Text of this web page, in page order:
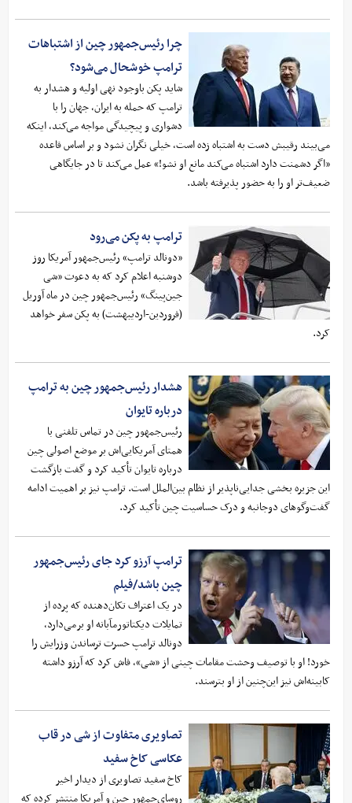
چرا رئیس‌جمهور چین از اشتباهات
ترامپ خوشحال می‌شود؟
شاید پکن باوجود نهی اولیه و هشدار به
ترامپ که حمله به ایران، جهان را با
دشواری و پیچیدگی مواجه می‌کند، اینکه
می‌بیند رقیبش دست به اشتباه زده است، خیلی نگران نشود و بر اساس قاعده
«اگر دشمنت دارد اشتباه می‌کند مانع او نشو!» عمل می‌کند تا در جایگاهی
ضعیف‌تر او را به حضور پذیرفته باشد.
ترامپ به پکن می‌رود
«دونالد ترامپ» رئیس‌جمهور آمریکا روز
دوشنبه اعلام کرد که به دعوت «شی
جین‌پینگ» رئیس‌جمهور چین در ماه آوریل
(فروردین-اردیبهشت) به پکن سفر خواهد
کرد.
هشدار رئیس‌جمهور چین به ترامپ
درباره تایوان
رئیس‌جمهور چین در تماس تلفنی با
همتای آمریکایی‌اش بر موضع اصولی چین
درباره تایوان تأکید کرد و گفت بازگشت
این جزیره بخشی جدایی‌ناپذیر از نظام بین‌الملل است. ترامپ نیز بر اهمیت ادامه
گفت‌وگوهای دوجانبه و درک حساسیت چین تأکید کرد.
ترامپ آرزو کرد جای رئیس‌جمهور
چین باشد/فیلم
در یک اعتراف تکان‌دهنده که پرده از
تمایلات دیکتاتورمآبانه او برمی‌دارد،
دونالد ترامپ حسرت ترساندن وزرایش را
خورد! او با توصیف وحشت مقامات چینی از «شی»، فاش کرد که آرزو داشته
کابینه‌اش نیز این‌چنین از او بترسند.
تصاویری متفاوت از شی در قاب
عکاسی کاخ سفید
کاخ سفید تصاویری از دیدار اخیر
روسای‌جمهور چین و آمریکا منتشر کرده که